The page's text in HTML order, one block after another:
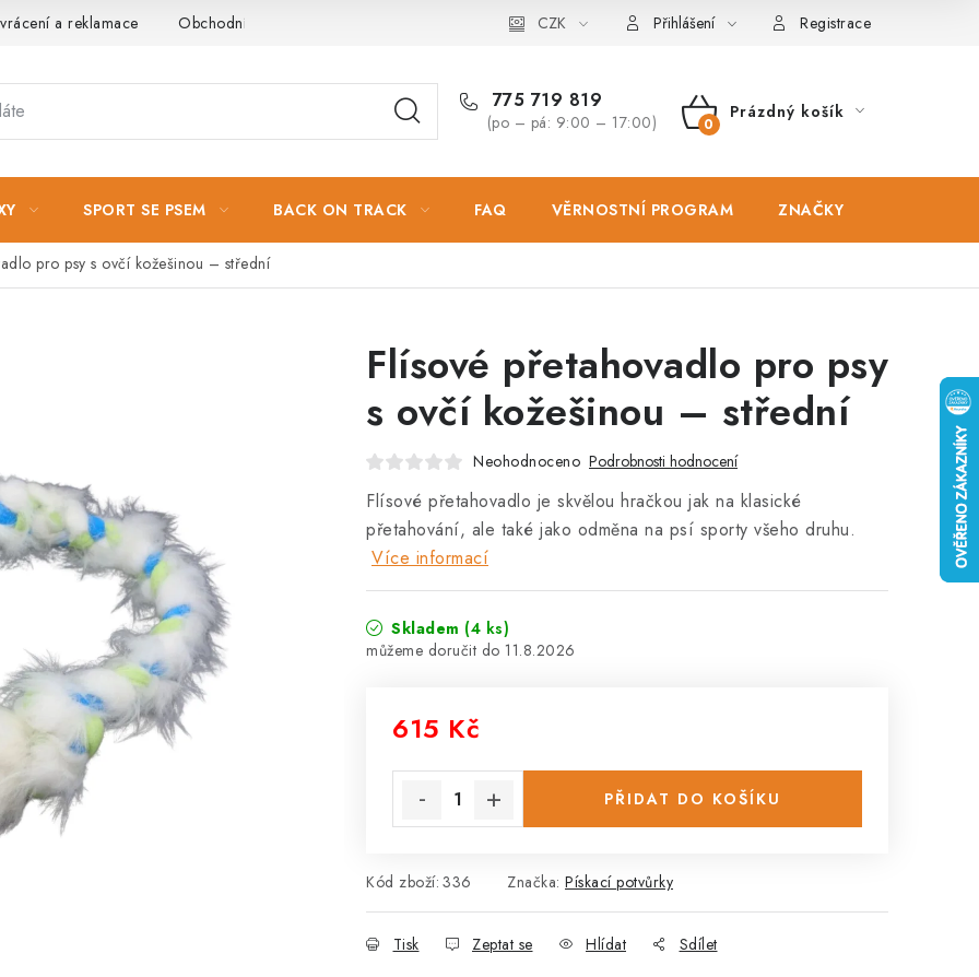
a reklamace Obchodní podmínky Podmínky ochrany osobních údajů Zásady použivání souboru cookies
CZK Přihlášení Registrace
775 719 819
(po – pá: 9:00 – 17:00)
NÁKUPNÍ
Prázdný košík
SPORT SE PSEM BACK ON TRACK FAQ VĚRNOSTNÍ PROGRAM ZNAČKY
pro psy s ovčí kožešinou – střední
Flísové přetahovadlo pro psy
s ovčí kožešinou – střední
Neohodnoceno Podrobnosti hodnocení
Flísové přetahovadlo je skvělou hračkou jak na klasické
přetahování, ale také jako odměna na psí sporty všeho druhu.
Více informací
Skladem (4 ks)
11.8.2026
615 Kč
PŘIDAT DO KOŠÍKU
Kód zboží: 336 Značka: Pískací potvůrky
Tisk Zeptat se Hlídat Sdílet